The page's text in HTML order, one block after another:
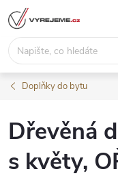
Přejít
na
obsah
Doplňky do bytu
Dřevěná
s květy,